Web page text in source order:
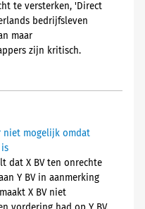
te versterken, 'Direct
bedrijfsleven
maar
zijn kritisch.
niet mogelijk omdat
dat X BV ten onrechte
Y BV in aanmerking
X BV niet